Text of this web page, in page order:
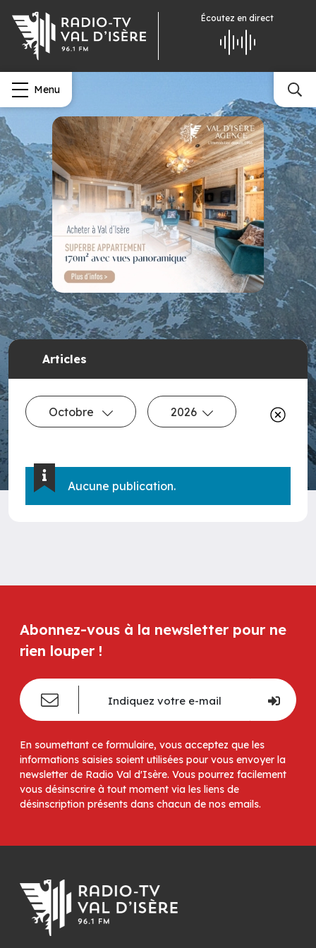
Écoutez en direct
Menu
Articles
Octobre 2026
Aucune publication.
Abonnez-vous à la newsletter pour ne
rien louper !
En soumettant ce formulaire, vous acceptez que les
informations saisies soient utilisées pour vous envoyer la
newsletter de Radio Val d'Isère. Vous pourrez facilement
vous désinscrire à tout moment via les liens de
désinscription présents dans chacun de nos emails.